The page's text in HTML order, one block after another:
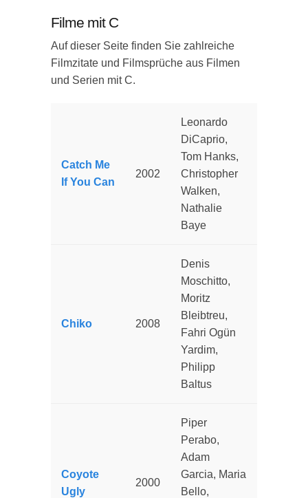
Filme mit C
Auf dieser Seite finden Sie zahlreiche
Filmzitate und Filmsprüche aus Filmen
und Serien mit C.
Catch Me
If You Can
2002
Leonardo
DiCaprio,
Tom Hanks,
Christopher
Walken,
Nathalie
Baye
Chiko 2008
Denis
Moschitto,
Moritz
Bleibtreu,
Fahri Ogün
Yardim,
Philipp
Baltus
Coyote
Ugly
2000
Piper
Perabo,
Adam
Garcia, Maria
Bello,